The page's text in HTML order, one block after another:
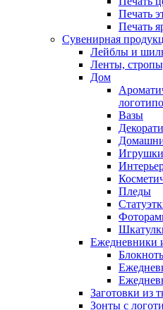
Печать
Печать
Сувенирная
Лейблы и
Ленты,
Дом
Вазы
Игрушки
Пледы
Ежедневники
Заготовки из
Зонты с